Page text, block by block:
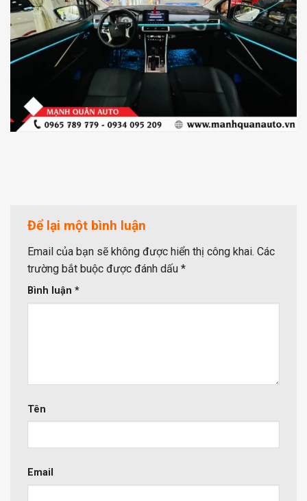
Để lại một bình luận
Email của bạn sẽ không được hiển thị công khai. Các
trường bắt buộc được đánh dấu *
Bình luận *
Tên
Email